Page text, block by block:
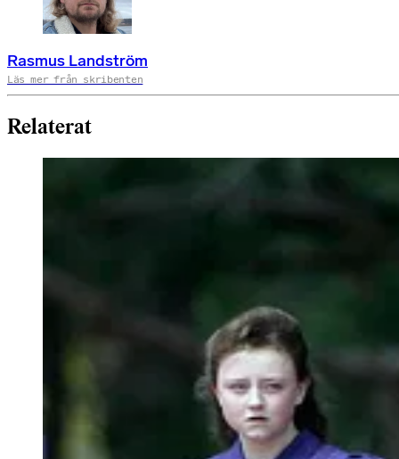
Rasmus Landström
Läs mer från skribenten
Relaterat